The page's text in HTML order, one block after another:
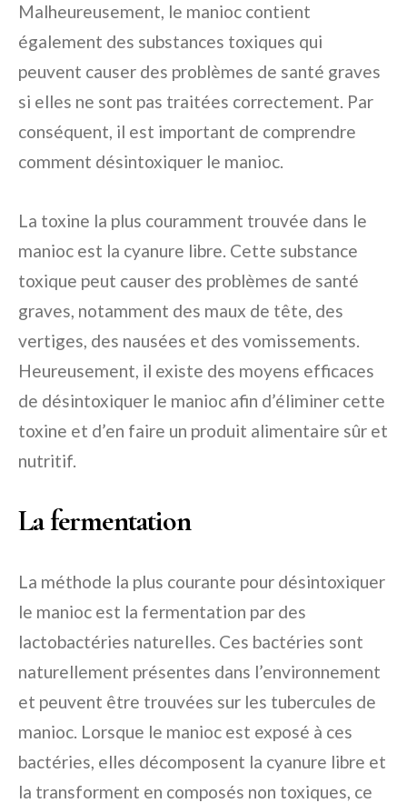
Malheureusement, le manioc contient
également des substances toxiques qui
peuvent causer des problèmes de santé graves
si elles ne sont pas traitées correctement. Par
conséquent, il est important de comprendre
comment désintoxiquer le manioc.
La toxine la plus couramment trouvée dans le
manioc est la cyanure libre. Cette substance
toxique peut causer des problèmes de santé
graves, notamment des maux de tête, des
vertiges, des nausées et des vomissements.
Heureusement, il existe des moyens efficaces
de désintoxiquer le manioc afin d’éliminer cette
toxine et d’en faire un produit alimentaire sûr et
nutritif.
La fermentation
La méthode la plus courante pour désintoxiquer
le manioc est la fermentation par des
lactobactéries naturelles. Ces bactéries sont
naturellement présentes dans l’environnement
et peuvent être trouvées sur les tubercules de
manioc. Lorsque le manioc est exposé à ces
bactéries, elles décomposent la cyanure libre et
la transforment en composés non toxiques, ce